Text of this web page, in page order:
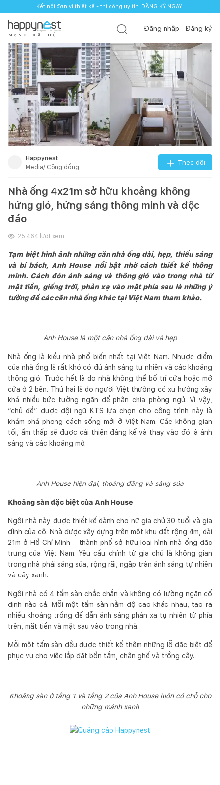
Kết nối đơn vị thiết kế - thi công uy tín. ĐĂNG KÝ NGAY!
M Ạ N G X Ã H Ộ I
Đăng nhập Đăng ký
Happynest
Media/ Cộng đồng
Theo dõi
Nhà ống 4x21m sở hữu khoảng không
hứng gió, hứng sáng thông minh và độc
đáo
25.464 lượt xem
Tạm biệt hình ảnh những căn nhà ống dài, hẹp, thiếu sáng
và bí bách, Anh House nổi bật nhờ cách thiết kế thông
minh. Cách đón ánh sáng và thông gió vào trong nhà từ
mặt tiền, giếng trời, phản xạ vào mặt phía sau là những ý
tưởng để các căn nhà ống khác tại Việt Nam tham khảo.
Anh House là một căn nhà ống dài và hẹp
Nhà ống là kiểu nhà phổ biến nhất tại Việt Nam. Nhược điểm
của nhà ống là rất khó có đủ ánh sáng tự nhiên và các khoảng
thông gió. Trước hết là do nhà không thể bố trí cửa hoặc mở
cửa ở 2 bên. Thứ hai là do người Việt thường có xu hướng xây
khá nhiều bức tường ngăn để phân chia phòng ngủ. Vì vậy,
“chủ đề” được đội ngũ KTS lựa chọn cho công trình này là
khám phá phong cách sống mới ở Việt Nam. Các không gian
tối, ẩm thấp sẽ được cải thiện đáng kể và thay vào đó là ánh
sáng và các khoảng mở.
Anh House hiện đại, thoáng đãng và sáng sủa
Khoảng sàn đặc biệt của Anh House
Ngôi nhà này được thiết kế dành cho nữ gia chủ 30 tuổi và gia
đình của cô. Nhà được xây dựng trên một khu đất rộng 4m, dài
21m ở Hồ Chí Minh – thành phố sở hữu loại hình nhà ống đặc
trưng của Việt Nam. Yêu cầu chính từ gia chủ là không gian
trong nhà phải sáng sủa, rộng rãi, ngập tràn ánh sáng tự nhiên
và cây xanh.
Ngôi nhà có 4 tấm sàn chắc chắn và không có tường ngăn cố
định nào cả. Mỗi một tấm sàn nằm độ cao khác nhau, tạo ra
nhiều khoảng trống để dẫn ánh sáng phản xạ tự nhiên từ phía
trên, mặt tiền và mặt sau vào trong nhà.
Mỗi một tấm sàn đều được thiết kế thêm những lỗ đặc biệt để
phục vụ cho việc lắp đặt bồn tắm, chân ghế và trồng cây.
Khoảng sàn ở tầng 1 và tầng 2 của Anh House luôn có chỗ cho
những mảnh xanh